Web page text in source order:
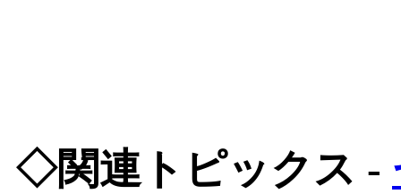
◇関連トピックス -